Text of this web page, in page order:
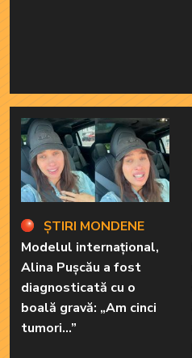
ȘTIRI MONDENE
Modelul internațional,
Alina Pușcău a fost
diagnosticată cu o
boală gravă: „Am cinci
tumori...”